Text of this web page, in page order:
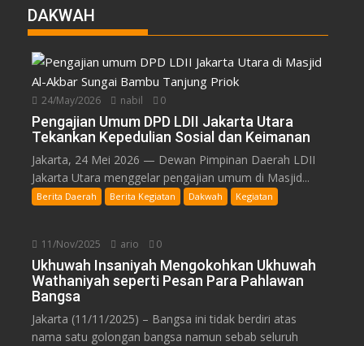
DAKWAH
24/May/2026 nabil 0
Pengajian Umum DPD LDII Jakarta Utara
Tekankan Kepedulian Sosial dan Keimanan
Jakarta, 24 Mei 2026 — Dewan Pimpinan Daerah LDII
Jakarta Utara menggelar pengajian umum di Masjid...
Berita Daerah Berita Kegiatan Dakwah Kegiatan
11/Nov/2025 ario 0
Ukhuwah Insaniyah Mengokohkan Ukhuwah
Wathaniyah seperti Pesan Para Pahlawan
Bangsa
Jakarta (11/11/2025) – Bangsa ini tidak berdiri atas
nama satu golongan bangsa namun sebab seluruh